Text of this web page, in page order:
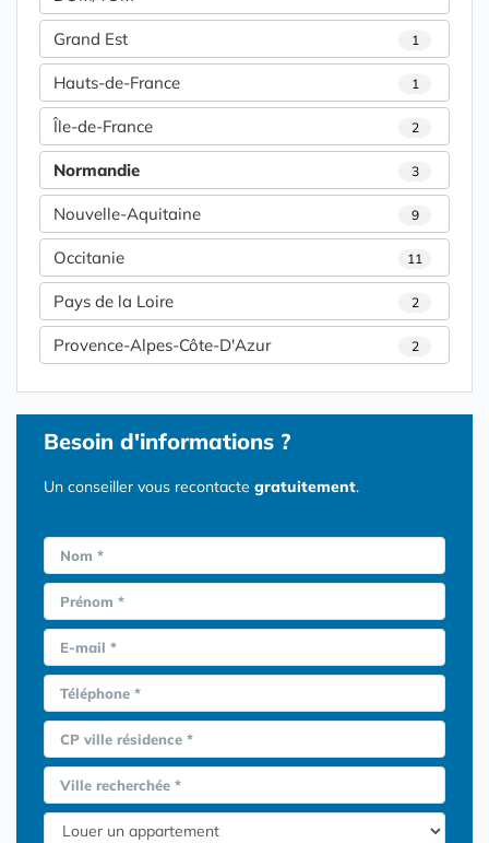
Grand Est 1
Hauts-de-France 1
Île-de-France 2
Normandie 3
Nouvelle-Aquitaine 9
Occitanie 11
Pays de la Loire 2
Provence-Alpes-Côte-D'Azur 2
Besoin d'informations ?
Un conseiller vous recontacte gratuitement.
Nom *
Prénom *
E-mail *
Téléphone *
CP ville résidence *
Ville recherchée *